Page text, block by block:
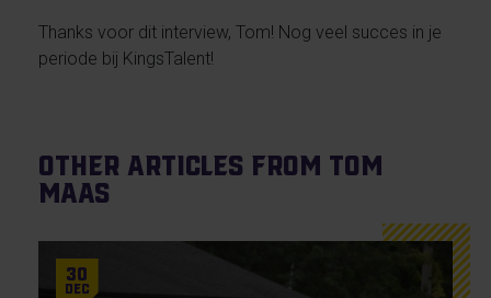
Thanks voor dit interview, Tom! Nog veel succes in je
periode bij KingsTalent!
Other articles from Tom
Maas
30
Dec